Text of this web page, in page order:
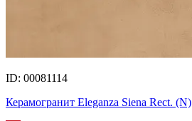
ID: 00081114
Керамогранит Eleganza Siena Rect. (N)